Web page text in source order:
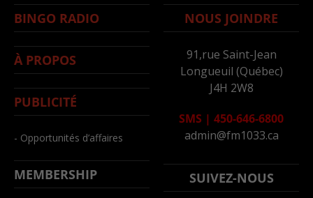
BINGO RADIO
À PROPOS
PUBLICITÉ
- Opportunités d’affaires
MEMBERSHIP
NOUS JOINDRE
91,rue Saint-Jean
Longueuil (Québec)
J4H 2W8
SMS | 450-646-6800
admin@fm1033.ca
SUIVEZ-NOUS